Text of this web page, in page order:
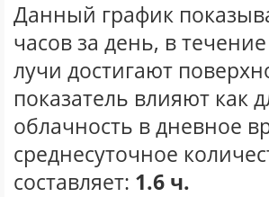
Данный график
часов за день, в
лучи достигают
показатель влияют как
облачность в дневное
среднесуточное
составляет: 1.6 ч.